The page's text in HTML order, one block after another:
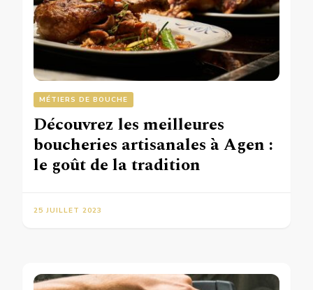
MÉTIERS DE BOUCHE
Découvrez les meilleures
boucheries artisanales à Agen :
le goût de la tradition
25 JUILLET 2023